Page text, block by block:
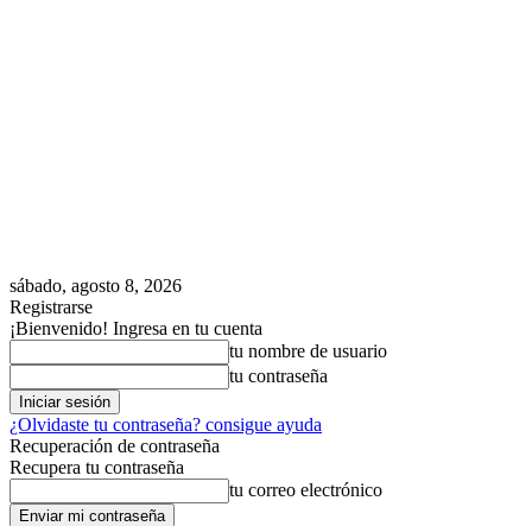
sábado, agosto 8, 2026
Registrarse
¡Bienvenido! Ingresa en tu cuenta
tu nombre de usuario
tu contraseña
¿Olvidaste tu contraseña? consigue ayuda
Recuperación de contraseña
Recupera tu contraseña
tu correo electrónico